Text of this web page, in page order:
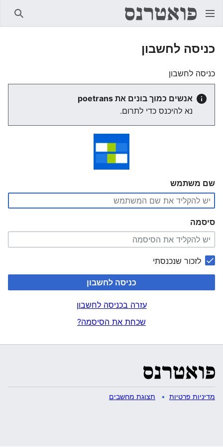
כניסה לחשבון
כניסה לחשבון
אנשים כמוך בונים את poetrans
נא להיכנס כדי לתרום.
שם משתמש
סיסמה
לזכור שנכנסתי
כניסה לחשבון
עזרה בכניסה לחשבון
שכחת את הסיסמה?
מדיניות פרטיות תצוגת מחשבים